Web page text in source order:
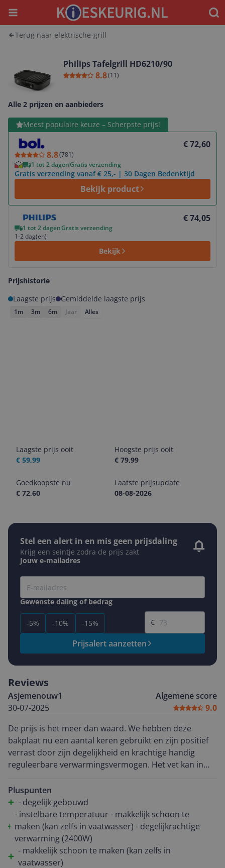
Menu
Terug naar elektrische-grill
Philips Tafelgrill HD6210/90
8.8(11)
Alle 2 prijzen en aanbieders
Meest populaire keuze – Scherpste prijs!
8.8(781)
€ 72,60
1 tot 2 dagenGratis verzending
Gratis verzending vanaf € 25,- | 30 Dagen Bedenktijd
Bekijk product
Bekijk product
€ 74,05
1 tot 2 dagenGratis verzending
1-2 dag(en)
Bekijk
Prijshistorie
Laagste prijs
Gemiddelde laagste prijs
1m 3m 6m Jaar Alles
Laagste prijs ooit
€ 59,99
Hoogste prijs ooit
€ 79,99
Goedkoopste nu
€ 72,60
Laatste prijsupdate
08-08-2026
Stel een alert in en mis geen prijsdaling
Krijg een seintje zodra de prijs zakt
Jouw e-mailadres
Gewenste daling of bedrag
-5% -10% -15%
Gewenste prijs
€
Prijsalert aanzetten
Reviews
Asjemenouw1
30-07-2025
Algemene score
9.0
De prijs is het meer dan waard. We hebben deze
bakplaat nu een aantal keren gebruikt en zijn positief
verrast door zijn degelijkheid en krachtige handig
reguleerbare verwarmingsvermogen. Het vet kan in
lopen door het gat in de bakplaat. De randen zijn wel
overal iets hoger, dus daardoor kan het niet op
ongewenste plekken vet lekken. Het apparaat is heel
degelijk en niet gammel zo als de goedkopere
bakplaatjes van andere merken. Hij warmt echt snel op
en je kunt het vlees er mooi bruin op bakken. Klein
puntje ter verbetering is dat er geen aan/uit lampje op
Pluspunten
- degelijk gebouwd
- instelbare temperatuur - makkelijk schoon te
maken (kan zelfs in vaatwasser) - degelijkrachtige
verwarming (2400W)
- makkelijk schoon te maken (kan zelfs in
vaatwasser)